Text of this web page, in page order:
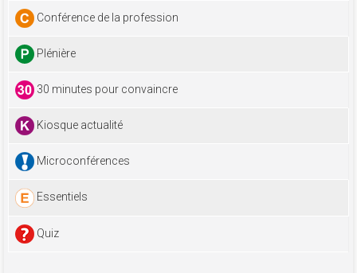
Conférence de la profession
Plénière
30 minutes pour convaincre
Kiosque actualité
Microconférences
Essentiels
Quiz